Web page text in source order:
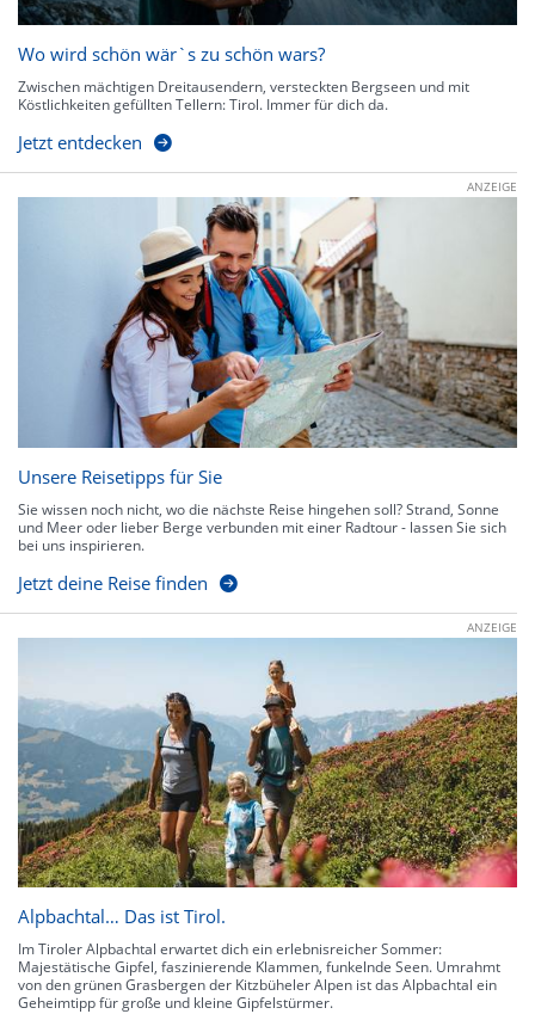
Wo wird schön wär`s zu schön wars?
Zwischen mächtigen Dreitausendern, versteckten Bergseen und mit
Köstlichkeiten gefüllten Tellern: Tirol. Immer für dich da.
Jetzt entdecken
ANZEIGE
Unsere Reisetipps für Sie
Sie wissen noch nicht, wo die nächste Reise hingehen soll? Strand, Sonne
und Meer oder lieber Berge verbunden mit einer Radtour - lassen Sie sich
bei uns inspirieren.
Jetzt deine Reise finden
ANZEIGE
Alpbachtal… Das ist Tirol.
Im Tiroler Alpbachtal erwartet dich ein erlebnisreicher Sommer:
Majestätische Gipfel, faszinierende Klammen, funkelnde Seen. Umrahmt
von den grünen Grasbergen der Kitzbüheler Alpen ist das Alpbachtal ein
Geheimtipp für große und kleine Gipfelstürmer.